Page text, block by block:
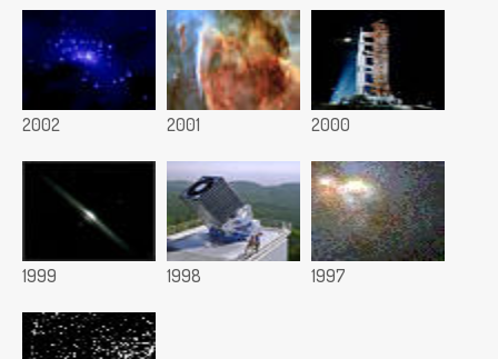
2002 2001 2000
1999 1998 1997